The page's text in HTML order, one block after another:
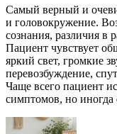
Самый верный и
и головокружение.
сознания, различия в
Пациент чувствует
яркий свет, громкие
перевозбуждение,
Чаще всего пациент
симптомов, но иногда